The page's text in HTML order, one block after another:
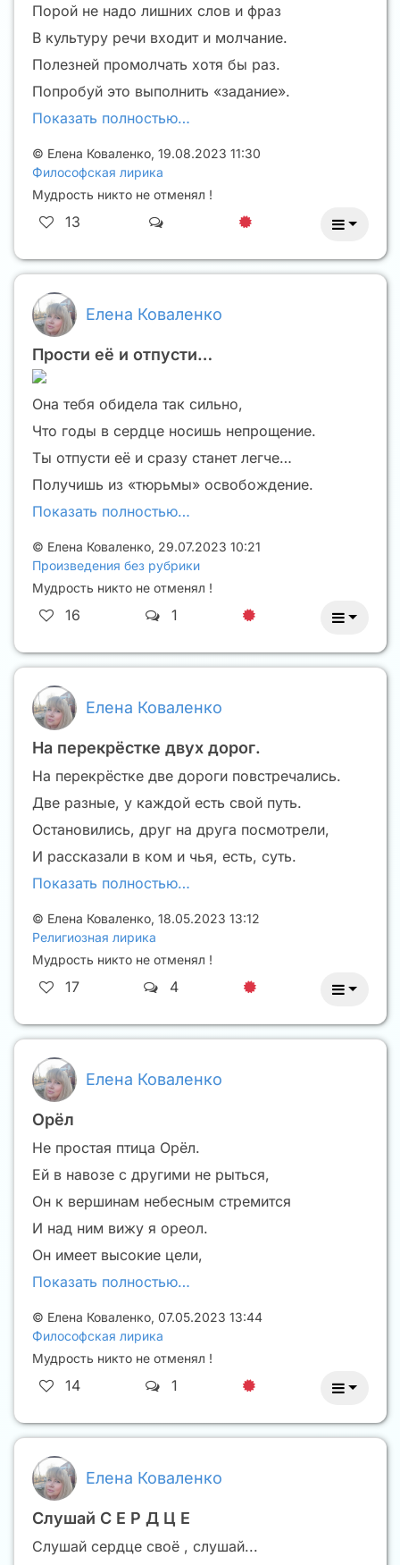
Порой не надо лишних слов и фраз
В культуру речи входит и молчание.
Полезней промолчать хотя бы раз.
Попробуй это выполнить «задание».
Показать полностью…
© Елена Коваленко, 19.08.2023 11:30
Философская лирика
Мудрость никто не отменял !
13
Елена Коваленко
Прости её и отпусти…
Она тебя обидела так сильно,
Что годы в сердце носишь непрощение.
Ты отпусти её и сразу станет легче…
Получишь из «тюрьмы» освобождение.
Показать полностью…
© Елена Коваленко, 29.07.2023 10:21
Произведения без рубрики
Мудрость никто не отменял !
16 1
Елена Коваленко
На перекрёстке двух дорог.
На перекрёстке две дороги повстречались.
Две разные, у каждой есть свой путь.
Остановились, друг на друга посмотрели,
И рассказали в ком и чья, есть, суть.
Показать полностью…
© Елена Коваленко, 18.05.2023 13:12
Религиозная лирика
Мудрость никто не отменял !
17 4
Елена Коваленко
Орёл
Не простая птица Орёл.
Ей в навозе с другими не рыться,
Он к вершинам небесным стремится
И над ним вижу я ореол.
Он имеет высокие цели,
Показать полностью…
© Елена Коваленко, 07.05.2023 13:44
Философская лирика
Мудрость никто не отменял !
14 1
Елена Коваленко
Слушай С Е Р Д Ц Е
Слушай сердце своё , слушай...